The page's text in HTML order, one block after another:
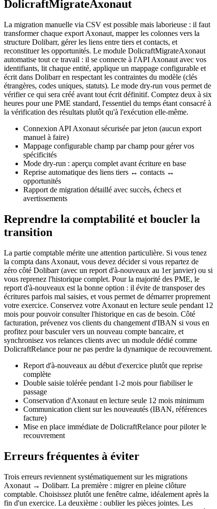
DolicraftMigrateAxonaut
La migration manuelle via CSV est possible mais laborieuse : il faut
transformer chaque export Axonaut, mapper les colonnes vers la
structure Dolibarr, gérer les liens entre tiers et contacts, et
reconstituer les opportunités. Le module DolicraftMigrateAxonaut
automatise tout ce travail : il se connecte à l'API Axonaut avec vos
identifiants, lit chaque entité, applique un mappage configurable et
écrit dans Dolibarr en respectant les contraintes du modèle (clés
étrangères, codes uniques, statuts). Le mode dry-run vous permet de
vérifier ce qui sera créé avant tout écrit définitif. Comptez deux à six
heures pour une PME standard, l'essentiel du temps étant consacré à
la vérification des résultats plutôt qu'à l'exécution elle-même.
Connexion API Axonaut sécurisée par jeton (aucun export
manuel à faire)
Mappage configurable champ par champ pour gérer vos
spécificités
Mode dry-run : aperçu complet avant écriture en base
Reprise automatique des liens tiers ↔ contacts ↔
opportunités
Rapport de migration détaillé avec succès, échecs et
avertissements
Reprendre la comptabilité et boucler la
transition
La partie comptable mérite une attention particulière. Si vous tenez
la compta dans Axonaut, vous devez décider si vous repartez de
zéro côté Dolibarr (avec un report d'à-nouveaux au 1er janvier) ou si
vous reprenez l'historique complet. Pour la majorité des PME, le
report d'à-nouveaux est la bonne option : il évite de transposer des
écritures parfois mal saisies, et vous permet de démarrer proprement
votre exercice. Conservez votre Axonaut en lecture seule pendant 12
mois pour pouvoir consulter l'historique en cas de besoin. Côté
facturation, prévenez vos clients du changement d'IBAN si vous en
profitez pour basculer vers un nouveau compte bancaire, et
synchronisez vos relances clients avec un module dédié comme
DolicraftRelance pour ne pas perdre la dynamique de recouvrement.
Report d'à-nouveaux au début d'exercice plutôt que reprise
complète
Double saisie tolérée pendant 1-2 mois pour fiabiliser le
passage
Conservation d'Axonaut en lecture seule 12 mois minimum
Communication client sur les nouveautés (IBAN, références
facture)
Mise en place immédiate de DolicraftRelance pour piloter le
recouvrement
Erreurs fréquentes à éviter
Trois erreurs reviennent systématiquement sur les migrations
Axonaut → Dolibarr. La première : migrer en pleine clôture
comptable. Choisissez plutôt une fenêtre calme, idéalement après la
fin d'un exercice. La deuxième : oublier les pièces jointes. Les